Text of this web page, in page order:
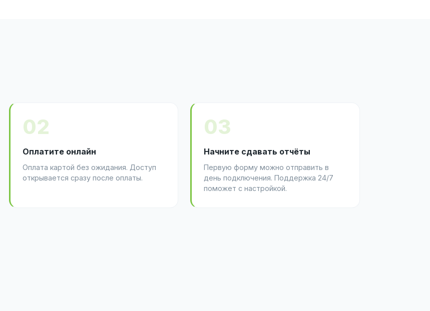
02
Оплатите онлайн
Оплата картой без ожидания. Доступ
открывается сразу после оплаты.
03
Начните сдавать отчёты
Первую форму можно отправить в
день подключения. Поддержка 24/7
поможет с настройкой.